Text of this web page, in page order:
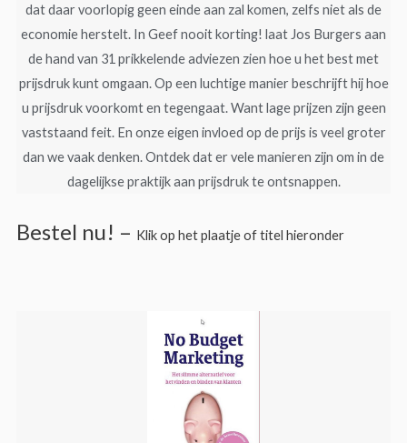
dat daar voorlopig geen einde aan zal komen, zelfs niet als de
economie herstelt. In Geef nooit korting! laat Jos Burgers aan
de hand van 31 prikkelende adviezen zien hoe u het best met
prijsdruk kunt omgaan. Op een luchtige manier beschrijft hij hoe
u prijsdruk voorkomt en tegengaat. Want lage prijzen zijn geen
vaststaand feit. En onze eigen invloed op de prijs is veel groter
dan we vaak denken. Ontdek dat er vele manieren zijn om in de
dagelijkse praktijk aan prijsdruk te ontsnappen.
Bestel nu! – Klik op het plaatje of titel hieronder